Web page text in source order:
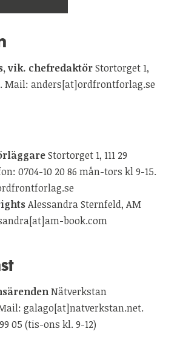
vik. chefredaktörStortorget 1,
Mail: anders[at]ordfrontforlag.se
Stortorget 1, 111 29
0704-10 20 86 mån-tors kl 9-15.
Alessandra Sternfeld, AM
book.com
Nätverkstan
galago[at]natverkstan.net.
05 (tis-ons kl. 9-12)